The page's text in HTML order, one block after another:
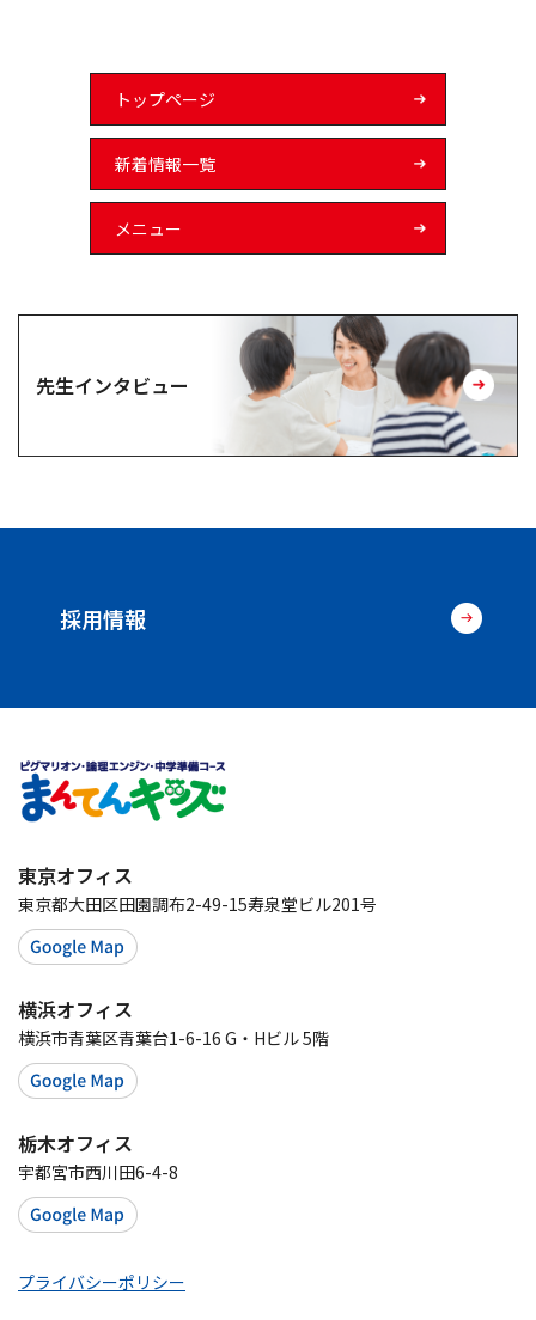
トップページ
新着情報一覧
メニュー
先生インタビュー
採用情報
東京オフィス
東京都大田区田園調布2-49-15寿泉堂ビル201号
横浜オフィス
横浜市青葉区青葉台1-6-16 G・Hビル 5階
栃木オフィス
宇都宮市西川田6-4-8
プライバシーポリシー